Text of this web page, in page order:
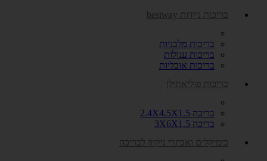
בריכות ניידות bestway
בריכות מלבניות
בריכות עגולות
בריכות אובליות
בריכות פוליאתילן
בריכה 2.4X4.5X1.5
בריכה 3X6X1.5
כימיקלים ואביזרי ניקיון לבריכה